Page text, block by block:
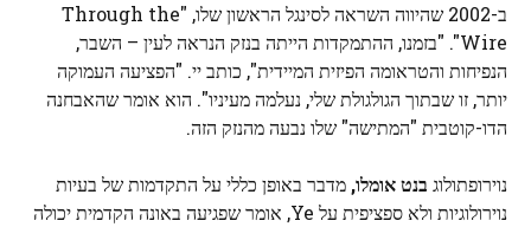
ב-2002 שהיווה השראה לסינגל הראשון שלו, "Through the
Wire". "בזמנו, ההתמקדות הייתה בנזק הנראה לעין – השבר,
הנפיחות והטראומה הפיזית המיידית", כותב יי. "הפציעה העמוקה
יותר, זו שבתוך הגולגולת שלי, נעלמה מעיניו". הוא אומר שהאבחנה
הדו-קוטבית "המתישה" שלו נבעה מהנזק הזה.
נוירופתולוג בנט אומלו, מדבר באופן כללי על התקדמות של בעיות
נוירולוגיות ולא ספציפית על Ye, אומר שפגיעה באונה הקדמית יכולה